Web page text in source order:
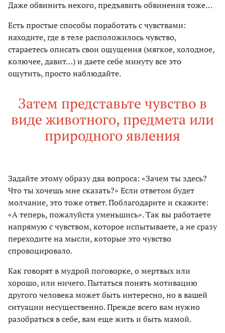
Даже обвинить некого, предъявить обвинения тоже…
Есть простые способы поработать с чувствами:
находите, где в теле расположилось чувство,
стараетесь описать свои ощущения (мягкое, холодное,
колючее, давит…) и даете себе минуту все это
ощутить, просто наблюдайте.
Затем представьте чувство в
виде животного, предмета или
природного явления
Задайте этому образу два вопроса: «Зачем ты здесь?
Что ты хочешь мне сказать?» Если ответом будет
молчание, это тоже ответ. Поблагодарите и скажите:
«А теперь, пожалуйста уменьшись». Так вы работаете
напрямую с чувством, которое испытываете, а не сразу
переходите на мысли, которые это чувство
спровоцировало.
Как говорят в мудрой поговорке, о мертвых или
хорошо, или ничего. Пытаться понять мотивацию
другого человека может быть интересно, но в вашей
ситуации несущественно. Прежде всего вам нужно
разобраться в себе, вам еще жить и быть мамой.